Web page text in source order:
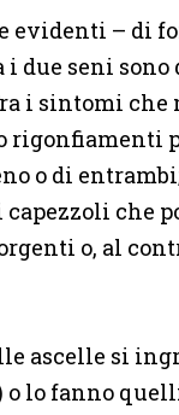
evidenti – di
due seni sono
i sintomi che
rigonfiamenti
o di
che
o, al
ascelle si
o lo fanno